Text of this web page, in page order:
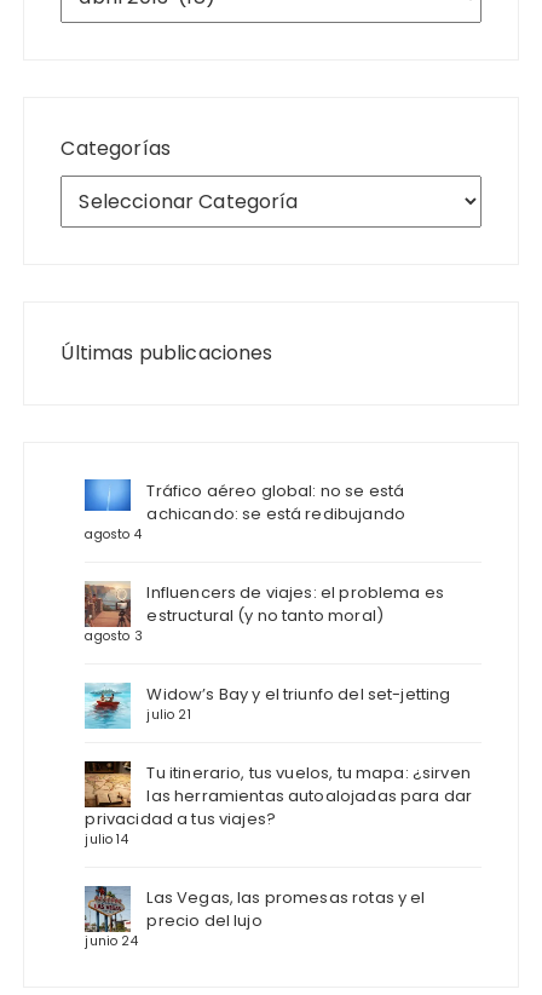
Categorías
Últimas publicaciones
Tráfico aéreo global: no se está
achicando: se está redibujando
agosto 4
Influencers de viajes: el problema es
estructural (y no tanto moral)
agosto 3
Widow’s Bay y el triunfo del set-jetting
julio 21
Tu itinerario, tus vuelos, tu mapa: ¿sirven
las herramientas autoalojadas para dar
privacidad a tus viajes?
julio 14
Las Vegas, las promesas rotas y el
precio del lujo
junio 24